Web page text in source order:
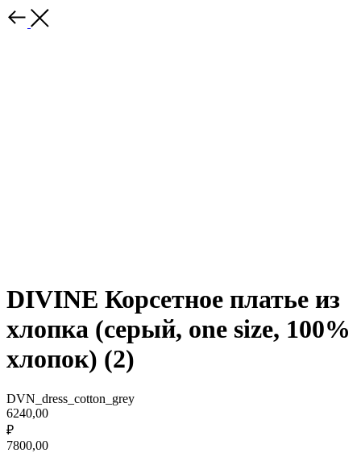
DIVINE Корсетное платье из
хлопка (серый, one size, 100%
хлопок) (2)
DVN_dress_cotton_grey
6240,00
₽
7800,00